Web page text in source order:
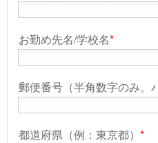
お勤め先名/学校名*
郵便番号（半角数字のみ。
都道府県（例：東京都） *